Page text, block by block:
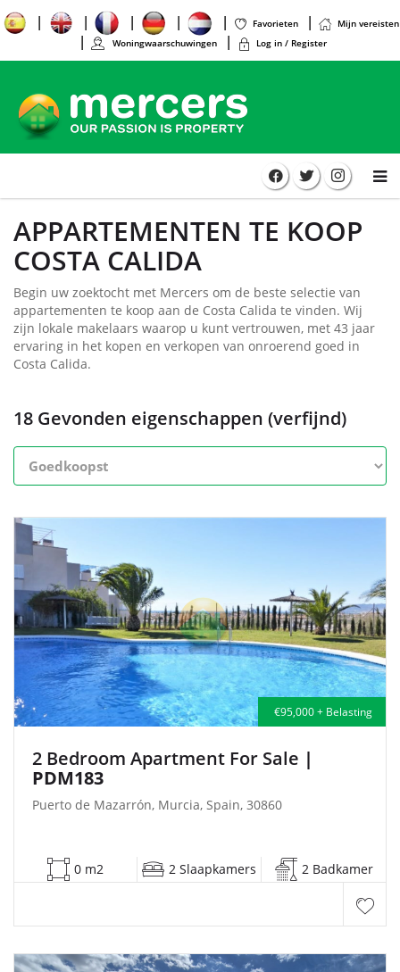
Favorieten
Mijn vereisten
Woningwaarschuwingen
Log in / Register
APPARTEMENTEN TE KOOP
COSTA CALIDA
Begin uw zoektocht met Mercers om de beste selectie van
appartementen te koop aan de Costa Calida te vinden. Wij
zijn lokale makelaars waarop u kunt vertrouwen, met 43 jaar
ervaring in het kopen en verkopen van onroerend goed in
Costa Calida.
18 Gevonden eigenschappen (verfijnd)
€95,000 + Belasting
2 Bedroom Apartment For Sale |
PDM183
Puerto de Mazarrón, Murcia, Spain, 30860
0 m2 2 Slaapkamers 2 Badkamer